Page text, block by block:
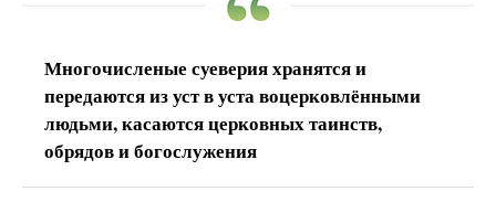
Многочисленые суеверия хранятся и
передаются из уст в уста воцерковлёнными
людьми, касаются церковных таинств,
обрядов и богослужения